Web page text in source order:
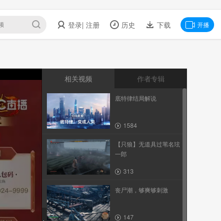
登录| 注册 历史 下载 开播
相关视频 作者专辑
底特律结局解说
1584
【只狼】无道具过苇名玹
一郎
313
丧尸潮，够爽够刺激
147